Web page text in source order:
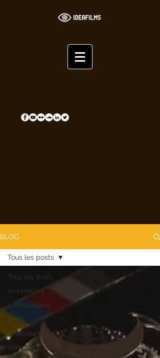
BLOG
Tous les posts
storytelling
communauté
vidéo
Châteauroux
communication
Tous les posts